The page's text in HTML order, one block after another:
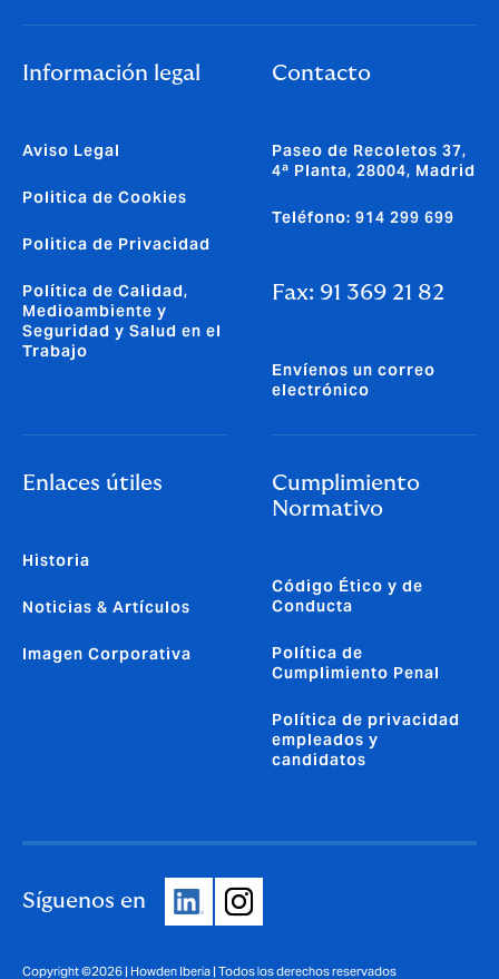
Información legal
Aviso Legal
Politica de Cookies
Politica de Privacidad
Política de Calidad,
Medioambiente y
Seguridad y Salud en el
Trabajo
Contacto
Paseo de Recoletos 37,
4ª Planta, 28004, Madrid
Teléfono: 914 299 699
Fax: 91 369 21 82
Envíenos un correo
electrónico
Enlaces útiles
Historia
Noticias & Artículos
Imagen Corporativa
Cumplimiento
Normativo
Código Ético y de
Conducta
Política de
Cumplimiento Penal
Política de privacidad
empleados y
candidatos
Síguenos en
Copyright ©2026 | Howden Iberia | Todos los derechos reservados